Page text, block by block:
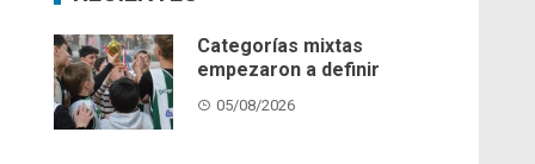
Categorías mixtas
empezaron a definir
05/08/2026